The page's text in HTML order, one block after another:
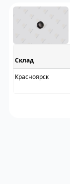
Склад
Красноярск